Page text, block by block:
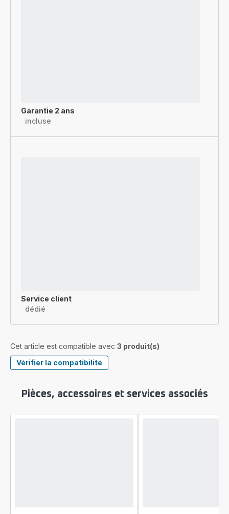
Garantie 2 ans
incluse
Service client
dédié
Cet article est compatible avec 3 produit(s)
Vérifier la compatibilité
Pièces, accessoires et services associés